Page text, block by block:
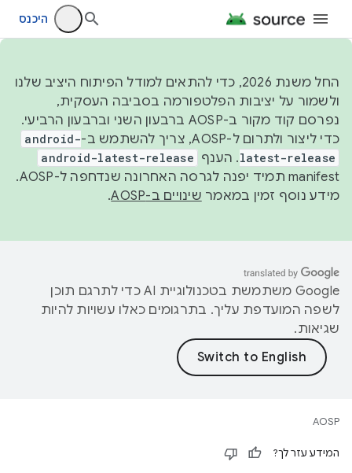
היכנס
החל משנת 2026, כדי להתאים למודל הפיתוח היציב שלנו
ולשמור על יציבות הפלטפורמה בסביבה העסקית,
נפרסם קוד מקור ב-AOSP ברבעון השני וברבעון הרביעי.
כדי ליצור ולתרום ל-AOSP, צריך להשתמש ב-
android-
latest-release. הענף android-latest-release
manifest תמיד יפנה לגרסה האחרונה שנדחפה ל-AOSP.
מידע נוסף זמין במאמר שינויים ב-AOSP .
‫Google משתמשת בטכנולוגיית AI כדי לתרגם תוכן
לשפה המועדפת עליך. בתרגומים כאלו עשויות להיות
שגיאות.
AOSP
המידע עזר לך?